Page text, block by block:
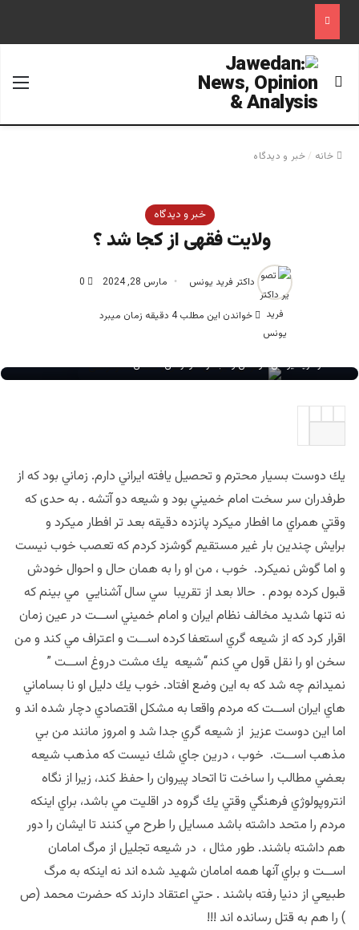
جستجو برای
خانه /خبر و دیدگاه
خبر و دیدگاه
ولایت فقهی از کجا شد ؟ ‎
داکتر فرید یونس مارس 28, 2024 0
خواندن این مطلب 4 دقیقه زمان میبرد
دکتر فرید یونس موسس و مبتکر دموکراسی اسلامی
يك دوست بسيار محترم و تحصيل يافته ايراني دارم. زماني بود كه از
طرفدران سر سخت امام خميني بود و شيعه دو آتشه . به حدی كه
وقتي همراي ما افطار ميكرد پانزده دقيقه بعد تر افطار ميكرد و
برايش چندين بار غير مستقيم گوشزد كردم كه تعصب خوب نيست
و اما گوش نميكرد. خوب ، من او را به همان حال و احوال خودش
قبول كرده بودم . حالا بعد از تقريبا سي سال آشنايي مي بينم كه
نه تنها شديد مخالف نظام ايران و امام خميني اســت در عين زمان
اقرار كرد كه از شيعه گري استعفا كرده اســت و اعتراف مي كند و من
سخن او را نقل قول مي كنم “شيعه يك مشت دروغ اســت ”
نميدانم چه شد كه به اين وضع افتاد. خوب يك دليل او نا بساماني
هاي ايران اســت كه مردم واقعا به مشكل اقتصادي دچار شده اند و
اما اين دوست عزيز از شيعه گري جدا شد و امروز مانند من بي
مذهب اســت. خوب ، درين جاي شك نيست كه مذهب شيعه
بعضي مطالب را ساخت تا اتحاد پيروان را حفظ كند، زيرا از نگاه
انتروپولوژي فرهنگي وقتي يك گروه در اقليت مي باشد، براي اينكه
مردم را متحد داشته باشد مسايل را طرح مي كنند تا ايشان را دور
هم داشته باشند. طور مثال ، در شيعه تجليل از مرگ امامان
اســت و براي آنها همه امامان شهيد شده اند نه اينكه به مرگ
طبيعي از دنيا رفته باشند . حتي اعتقاد دارند كه حضرت محمد (ص
) را هم به قتل رسانده اند !!!